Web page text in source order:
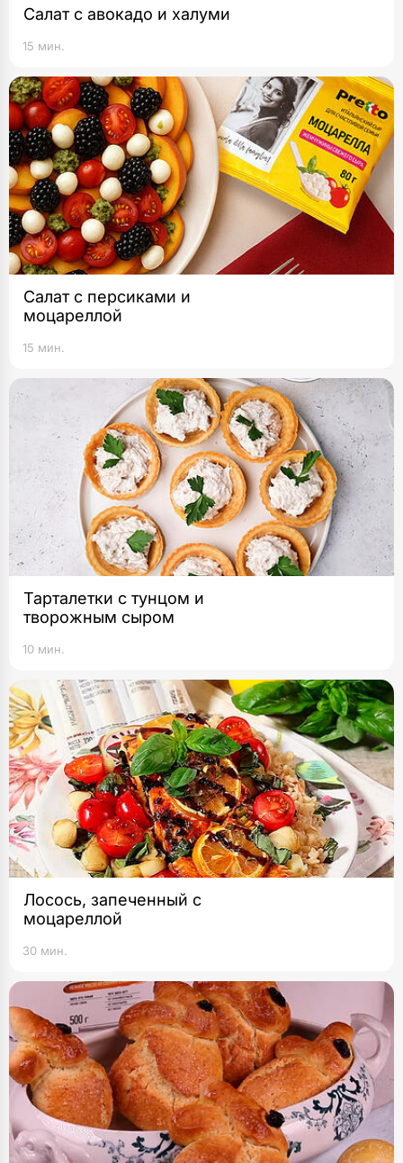
Салат с авокадо и халуми
15 мин.
Салат с персиками и
моцареллой
15 мин.
Тарталетки с тунцом и
творожным сыром
10 мин.
Лосось, запеченный с
моцареллой
30 мин.